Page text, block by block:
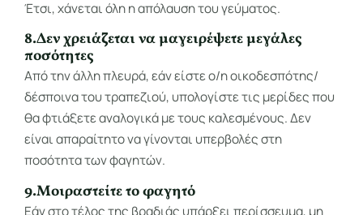
Έτσι, χάνεται όλη η απόλαυση του γεύματος.
8.Δεν χρειάζεται να μαγειρέψετε μεγάλες
ποσότητες
Από την άλλη πλευρά, εάν είστε ο/η οικοδεσπότης/
δέσποινα του τραπεζιού, υπολογίστε τις μερίδες που
θα φτιάξετε αναλογικά με τους καλεσμένους. Δεν
είναι απαραίτητο να γίνονται υπερβολές στη
ποσότητα των φαγητών.
9.Μοιραστείτε το φαγητό
Εάν στο τέλος της βραδιάς υπάρξει περίσσευμα, μη